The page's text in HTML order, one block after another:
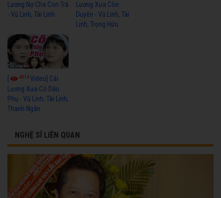
Lương Nợ Cha Con Trả
- Vũ Linh, Tài Linh
Lương Xưa Còn
Duyên - Vũ Linh, Tài
Linh, Trọng Hữu
4014Video] Cải
Lương Xưa Cô Dâu
Phụ - Vũ Linh, Tài Linh,
Thanh Ngân
NGHỆ SĨ LIÊN QUAN